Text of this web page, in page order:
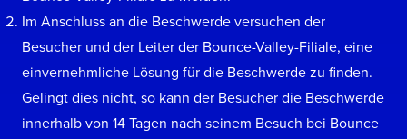
Im Anschluss an die Beschwerde versuchen der
Besucher und der Leiter der Bounce-Valley-Filiale, eine
einvernehmliche Lösung für die Beschwerde zu finden.
Gelingt dies nicht, so kann der Besucher die Beschwerde
innerhalb von 14 Tagen nach seinem Besuch bei Bounce